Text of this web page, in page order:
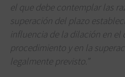
el que debe contemplar las
superación del plazo
influencia de la dilación en el
procedimiento y en la
legalmente previsto.”